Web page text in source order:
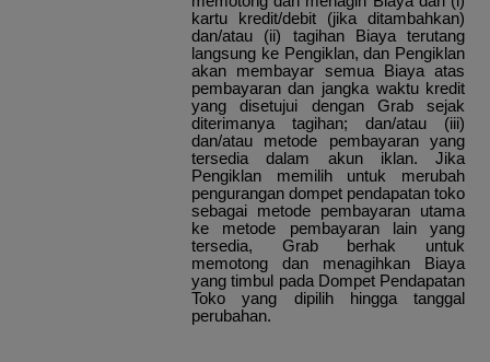
kartu kredit/debit (jika ditambahkan)
dan/atau (ii) tagihan Biaya terutang
langsung ke Pengiklan, dan Pengiklan
akan membayar semua Biaya atas
pembayaran dan jangka waktu kredit
yang disetujui dengan Grab sejak
diterimanya tagihan; dan/atau (iii)
dan/atau metode pembayaran yang
tersedia dalam akun iklan. Jika
Pengiklan memilih untuk merubah
pengurangan dompet pendapatan toko
sebagai metode pembayaran utama
ke metode pembayaran lain yang
tersedia, Grab berhak untuk
memotong dan menagihkan Biaya
yang timbul pada Dompet Pendapatan
Toko yang dipilih hingga tanggal
perubahan.